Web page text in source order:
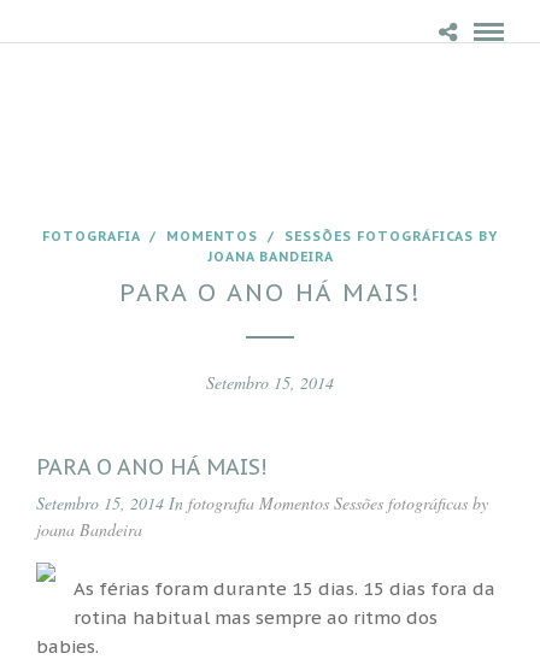
FOTOGRAFIA / MOMENTOS / SESSÕES FOTOGRÁFICAS BY
JOANA BANDEIRA
PARA O ANO HÁ MAIS!
Setembro 15, 2014
PARA O ANO HÁ MAIS!
Setembro 15, 2014 In fotografia Momentos Sessões fotográficas by
joana Bandeira
As férias foram durante 15 dias. 15 dias fora da
rotina habitual mas sempre ao ritmo dos
babies.